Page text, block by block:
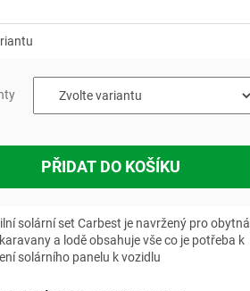
PŘIDAT DO KOŠÍKU
solární set Carbest je navržený pro obytná
a lodě obsahuje vše co je potřeba k
solárního panelu k vozidlu